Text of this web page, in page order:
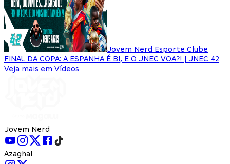
Jovem Nerd Esporte Clube
FINAL DA COPA: A ESPANHA É BI, E O JNEC VOA?! | JNEC 42
Veja mais em Vídeos
Jovem Nerd
Azaghal